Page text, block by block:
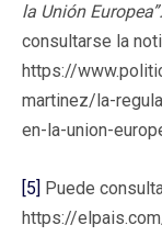
la Unión Europea”.
consultarse la
https://
martinez/la-
en-la-union-
[5]
Puede
https://